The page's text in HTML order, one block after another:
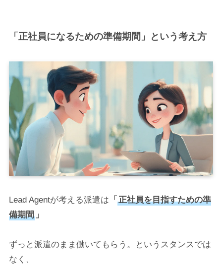
「正社員になるための準備期間」 という考え方
Lead Agentが考える派遣は 「 正社員を目指すための準
備期間」
ずっと派遣のまま働いてもらう。というスタンスでは
なく、